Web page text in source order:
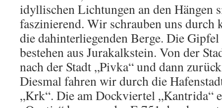
idyllischen Lichtungen an den Hängen
faszinierend. Wir schrauben uns durch
die dahinterliegenden Berge. Die Gipfel
bestehen aus Jurakalkstein. Von der
nach der Stadt „Pivka“ und dann
Diesmal fahren wir durch die
„Krk“. Die am Dockviertel „Kantrida“